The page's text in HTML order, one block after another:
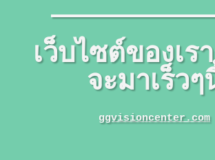
เว็บไซต์ของเร
จะมาเร็วๆ
ggvisioncenter.com